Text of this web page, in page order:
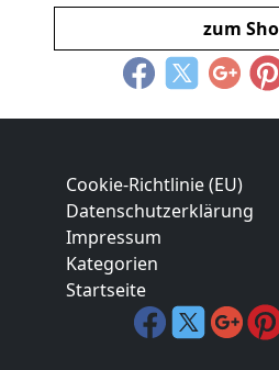
zum
Cookie-Richtlinie (EU)
Datenschutzerklärung
Impressum
Kategorien
Startseite